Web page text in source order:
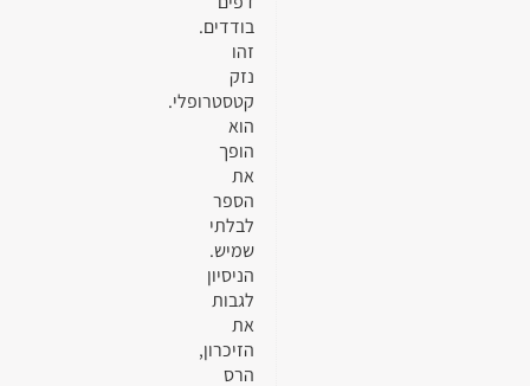
בודדים.
זהו
נזק
קטסטרופלי.
הוא
הופך
את
הספר
לבלתי
שמיש.
הניסיון
לגבות
את
הזיכרון,
הרס